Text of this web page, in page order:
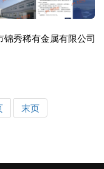
锦秀稀有金属有限公司
末页